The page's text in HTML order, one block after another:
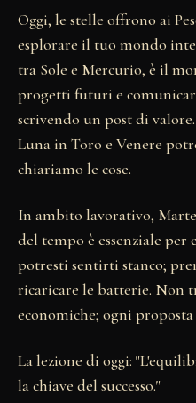
Oggi, le stelle offrono ai
esplorare il tuo mondo
tra Sole e Mercurio, è il
progetti futuri e
scrivendo un post di
Luna in Toro e Venere
chiariamo le cose.
In ambito lavorativo,
del tempo è essenziale per
potresti sentirti stanco;
ricaricare le batterie. Non
economiche; ogni
La lezione di oggi:
la chiave del successo."